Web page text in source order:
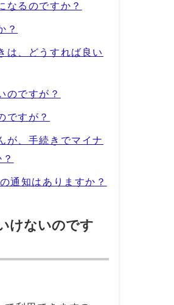
なるのですか？
？
は、どうすれば良い
のですが？
ですが？
が、手続きでマイナ
通知はありますか？
けないのです